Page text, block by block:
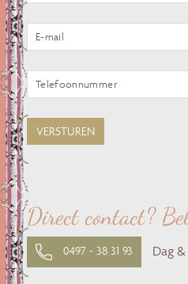
Direct contact?
0497 - 38 31 93 Dag